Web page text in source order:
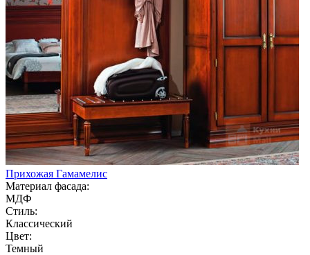
Прихожая Гамамелис
Материал фасада:
МДФ
Стиль:
Классический
Цвет:
Темный